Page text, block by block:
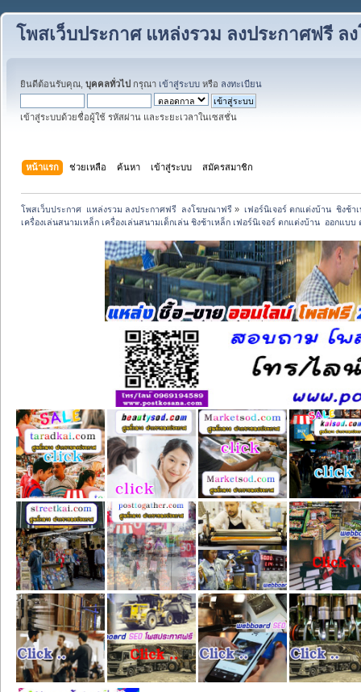
โพสเว็บประกาศ แหล่งรวม ลงประกาศฟรี
ยินดีต้อนรับคุณ, บุคคลทั่วไป กรุณา เข้าสู่ระบบ หรือ ลงทะเบียน
เข้าสู่ระบบด้วยชื่อผู้ใช้ รหัสผ่าน และระยะเวลาในเซสชั่น
หน้าแรก ช่วยเหลือ ค้นหา เข้าสู่ระบบ สมัครสมาชิก
โพสเว็บประกาศ  แหล่งรวม ลงประกาศฟรี  ลงโฆษณาฟรี » เฟอร์นิเจอร์ ตกแต่งบ้าน  ชิงช้า
เครื่องเล่นสนามเหล็ก เครื่องเล่นสนามเด็กเล่น ชิงช้าเหล็ก เฟอร์นิเจอร์ ตกแต่งบ้าน  ออกแบ